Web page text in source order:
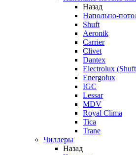
Назад
Напольно-
Shuft
Aeronik
Carrier
Clivet
Dantex
Electrolux
Energolux
IGC
Lessar
MDV
Royal Clima
Tica
Trane
Чиллеры
Назад